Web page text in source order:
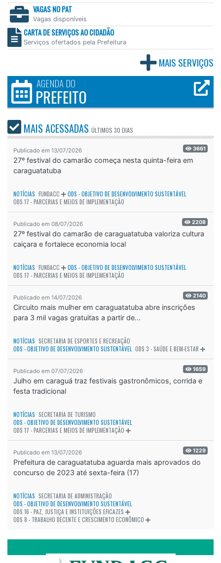
VAGAS NO PAT
Vagas disponíveis
CARTA DE SERVIÇOS AO CIDADÃO
Serviços ofertados pela Prefeitura
MAIS SERVIÇOS
AGENDA DO
PREFEITO
MAIS ACESSADAS ÚLTIMOS 30 DIAS
Publicado em 13/07/2026 3661
27º festival do camarão começa nesta quinta-feira em
caraguatatuba
NOTÍCIAS FUNDACC
ODS - OBJETIVO DE DESENVOLVIMENTO SUSTENTÁVEL
ODS 17 - PARCERIAS E MEIOS DE IMPLEMENTAÇÃO
Publicado em 08/07/2026 2208
27º festival do camarão de caraguatatuba valoriza cultura
caiçara e fortalece economia local
NOTÍCIAS FUNDACC
ODS - OBJETIVO DE DESENVOLVIMENTO SUSTENTÁVEL
ODS 17 - PARCERIAS E MEIOS DE IMPLEMENTAÇÃO
Publicado em 14/07/2026 2140
Circuito mais mulher em caraguatatuba abre inscrições
para 3 mil vagas gratuitas a partir de...
NOTÍCIAS SECRETARIA DE ESPORTES E RECREAÇÃO
ODS - OBJETIVO DE DESENVOLVIMENTO SUSTENTÁVEL ODS 3 - SAÚDE E BEM-ESTAR
Publicado em 07/07/2026 1659
Julho em caraguá traz festivais gastronômicos, corrida e
festa tradicional
NOTÍCIAS SECRETARIA DE TURISMO
ODS - OBJETIVO DE DESENVOLVIMENTO SUSTENTÁVEL
ODS 17 - PARCERIAS E MEIOS DE IMPLEMENTAÇÃO
Publicado em 13/07/2026 1229
Prefeitura de caraguatatuba aguarda mais aprovados do
concurso de 2023 até sexta-feira (17)
NOTÍCIAS SECRETARIA DE ADMINISTRAÇÃO
ODS - OBJETIVO DE DESENVOLVIMENTO SUSTENTÁVEL
ODS 16 - PAZ, JUSTIÇA E INSTITUIÇÕES EFICAZES
ODS 8 - TRABALHO DECENTE E CRESCIMENTO ECONÔMICO